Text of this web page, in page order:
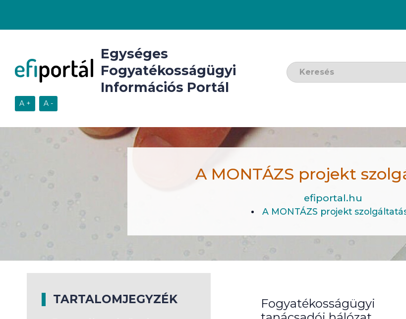
Egységes
Fogyatékosságügyi
Információs Portál
Keresendő szó:
A MONTÁZS projekt
efiportal.hu
A MONTÁZS projekt
TARTALOMJEGYZÉK
Fogyatékosságügyi